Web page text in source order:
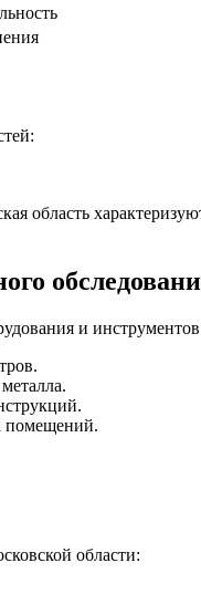
область
и
помещений.
области: